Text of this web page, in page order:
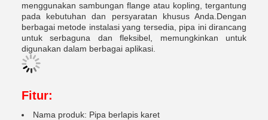
menggunakan sambungan flange atau kopling, tergantung
pada kebutuhan dan persyaratan khusus Anda.Dengan
berbagai metode instalasi yang tersedia, pipa ini dirancang
untuk serbaguna dan fleksibel, memungkinkan untuk
digunakan dalam berbagai aplikasi.
Fitur:
Nama produk: Pipa berlapis karet